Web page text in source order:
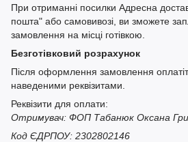
При отриманні посилки Адресна
пошта" або самовивозі, ви зможете
замовлення на місці готівкою.
Безготівковий розрахунок
Після оформлення замовлення
наведеними реквізитами.
Реквізити для оплати:
Отримувач: ФОП Табанюк Оксана
Код ЄДРПОУ: 2302802146